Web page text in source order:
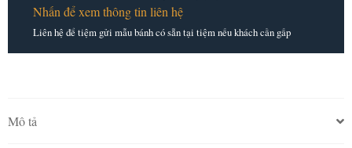
Nhấn để xem thông tin liên hệ
Liên hệ để tiệm gửi mẫu bánh có sẵn tại tiệm nếu khách cần gấp
Mô tả